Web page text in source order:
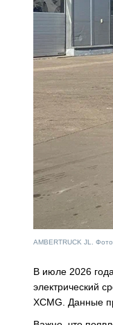
AMBERTRUCK JL.
В июле 2026
электрический
XCMG. Данные